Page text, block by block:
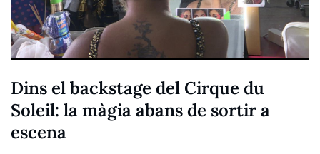
Dins el backstage del Cirque du
Soleil: la màgia abans de sortir a
escena